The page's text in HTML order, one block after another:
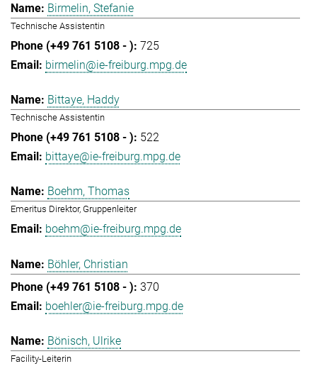
Birmelin, Stefanie
Technische Assistentin
725
birmelin@ie-freiburg.mpg.de
Bittaye, Haddy
Technische Assistentin
522
bittaye@ie-freiburg.mpg.de
Boehm, Thomas
Emeritus Direktor, Gruppenleiter
boehm@ie-freiburg.mpg.de
Böhler, Christian
370
boehler@ie-freiburg.mpg.de
Bönisch, Ulrike
Facility-Leiterin